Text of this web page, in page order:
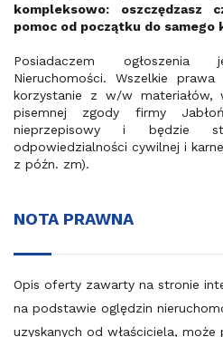
kompleksowo: oszczędzasz
pomoc od początku do samego
Posiadaczem
Nieruchomości. Wszelkie
korzystanie z w/w materiałów,
pisemnej zgody firmy
nieprzepisowy i będzie
odpowiedzialności cywilnej i
z późn. zm).
NOTA PRAWNA
Opis oferty zawarty na stronie
na podstawie oględzin
uzyskanych od właściciela,